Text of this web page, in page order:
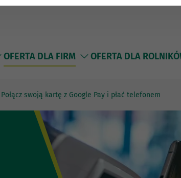
OFERTA DLA FIRM OFERTA DLA
Połącz swoją kartę z Google Pay i płać telefonem